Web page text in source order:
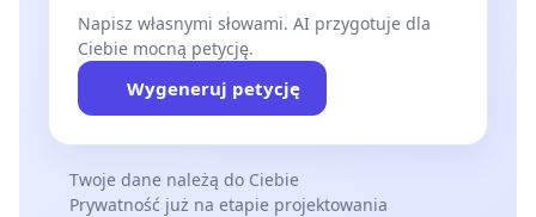
Napisz własnymi słowami. AI przygotuje dla
Ciebie mocną petycję.
Wygeneruj petycję
Twoje dane należą do Ciebie
Prywatność już na etapie projektowania